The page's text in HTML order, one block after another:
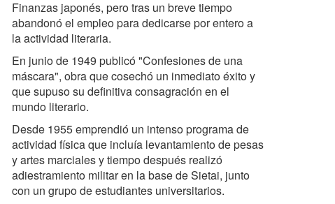
Finanzas japonés, pero tras un breve tiempo
abandonó el empleo para dedicarse por entero a
la actividad literaria.
En junio de 1949 publicó "Confesiones de una
máscara", obra que cosechó un inmediato éxito y
que supuso su definitiva consagración en el
mundo literario.
Desde 1955 emprendió un intenso programa de
actividad física que incluía levantamiento de pesas
y artes marciales y tiempo después realizó
adiestramiento militar en la base de Sietai, junto
con un grupo de estudiantes universitarios.